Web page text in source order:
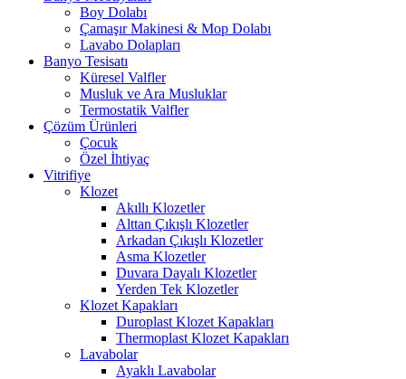
Boy Dolabı
Çamaşır Makinesi & Mop Dolabı
Lavabo Dolapları
Banyo Tesisatı
Küresel Valfler
Musluk ve Ara Musluklar
Termostatik Valfler
Çözüm Ürünleri
Çocuk
Özel İhtiyaç
Vitrifiye
Klozet
Akıllı Klozetler
Alttan Çıkışlı Klozetler
Arkadan Çıkışlı Klozetler
Asma Klozetler
Duvara Dayalı Klozetler
Yerden Tek Klozetler
Klozet Kapakları
Duroplast Klozet Kapakları
Thermoplast Klozet Kapakları
Lavabolar
Ayaklı Lavabolar